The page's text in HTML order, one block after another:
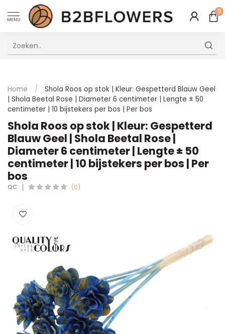
MENU
0
Home /
Shola Roos op stok | Kleur: Gespetterd Blauw Geel
| Shola Beetal Rose | Diameter 6 centimeter | Lengte ± 50
centimeter | 10 bijstekers per bos | Per bos
Shola Roos op stok | Kleur: Gespetterd
Blauw Geel | Shola Beetal Rose |
Diameter 6 centimeter | Lengte ± 50
centimeter | 10 bijstekers per bos | Per
bos
QC (0)